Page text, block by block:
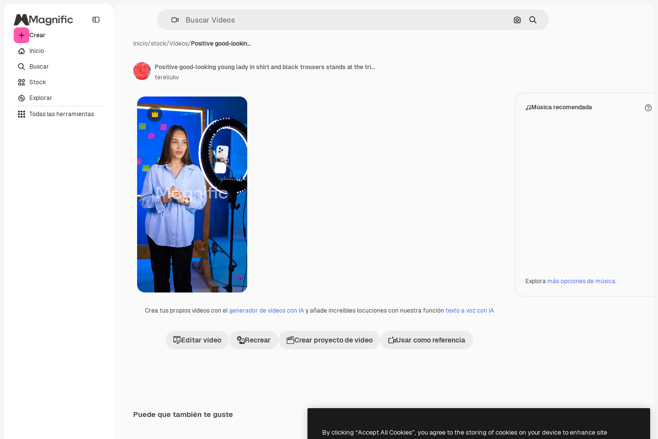
Crear
Inicio
Buscar
Stock
Explorar
Todas las herramientas
Buscar por imagen
Buscar
Inicio/stock/Vídeos/Positive good-lookin…
Premium
Crea tus propios vídeos con elgenerador de vídeos con IAy añade increíbles locuciones con nuestra función texto a voz con IA
Editar vídeo Recrear Crear proyecto de vídeo Usar como referencia
Música recomendada
Explora más opciones de música
Positive good-looking young lady in shirt and black trousers stands at the tripod with phone and ring light. Female blogger recording a blog. Vertical video.
tereliukv
Puede que también te guste
By clicking “Accept All Cookies”, you agree to the storing of cookies on your device to enhance site